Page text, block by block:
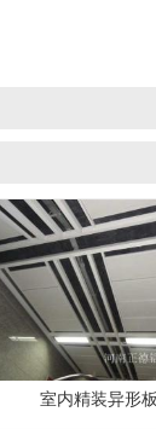
室内精装异形板